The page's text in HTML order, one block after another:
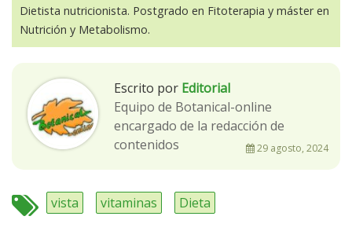
Dietista nutricionista. Postgrado en Fitoterapia y máster en
Nutrición y Metabolismo.
Escrito por Editorial
Equipo de Botanical-online
encargado de la redacción de
contenidos
29 agosto, 2024
vista vitaminas Dieta